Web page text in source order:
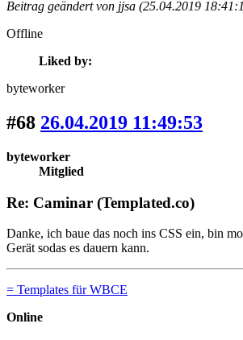
Beitrag geändert von jjsa (25.04.2019
Offline
Liked by:
byteworker
#68 26.04.2019 11:49:53
byteworker
Mitglied
Re: Caminar (Templated.co)
Danke, ich baue das noch ins CSS ein, bin
Gerät sodas es dauern kann.
= Templates für WBCE
Online